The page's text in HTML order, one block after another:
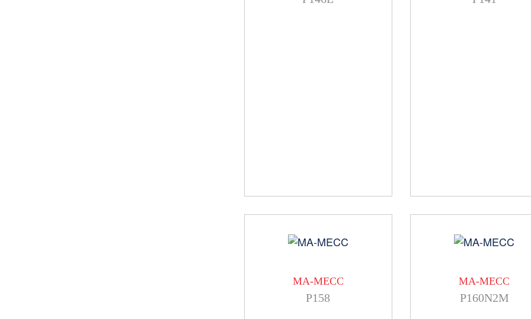
MA-MECC
P158
MA-MECC
P160N2M